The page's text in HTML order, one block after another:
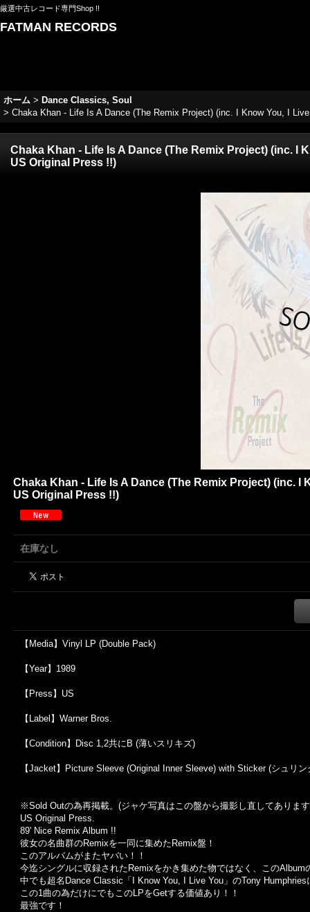
厳選中古レコード専門Shop !!
FATMAN RECORDS
ホーム > Dance Classics, Soul
> Chaka Khan - Life Is A Dance (The Remix Project) (inc. I Know You, I
Chaka Khan - Life Is A Dance (The Remix Project) (inc. I
US Original Press !!)
Chaka Khan - Life Is A Dance (The Remix Project) (inc. I
US Original Press !!)
在庫なし
【Media】Vinyl LP (Double Pack)
【Year】1989
【Press】US
【Label】Warner Bros.
【Condition】Disc 1,2共にB (薄いスリキズ)
【Jacket】Picture Sleeve (Original Inner Sleeve) with Sticker (シュリン
※Sold Outの為再掲載。 (ジャケ写真はこの盤から撮影し直してありま
US Original Press.
89' Nice Remix Album !!
彼女の名曲群のRemixを一同に集めたRemix盤！
このアルバムがまたヤバい！！
今迄シングルに収録されたRemixをかき集めた物ではなく、この
中でも超名Dance Classic「I Know You, I Live You」のTony
この1曲の為だけにでもこのLPをGetする価値あり！！
最強です！